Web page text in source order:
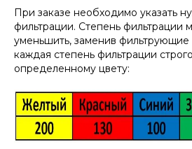
При заказе необходимо указать
фильтрации. Степень фильтрации
уменьшить, заменив
каждая степень фильтрации
определенному цвету: